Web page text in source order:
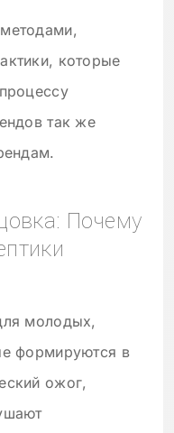
которые
так же
Почему
молодых,
формируются в
ожог,